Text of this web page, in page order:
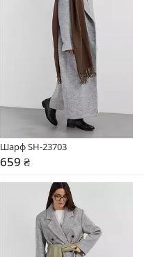
Шарф SH-23703
659 ₴